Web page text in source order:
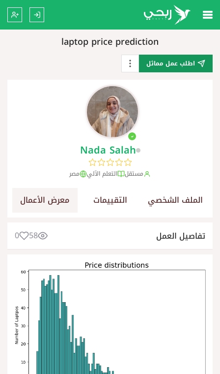
laptop price prediction
اطلب عمل مماثل
Nada Salah
مستقل التعلم الآلي مصر
الملف الشخصي التقييمات معرض الأعمال
تفاصيل العمل 58
0